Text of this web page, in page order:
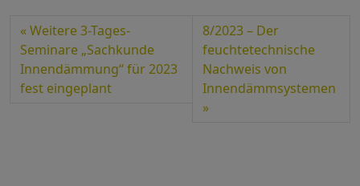
Weitere 3-Tages-
Seminare „Sachkunde
Innendämmung“ für 2023
fest eingeplant
8/2023 – Der
feuchtetechnische
Nachweis von
Innendämmsystemen